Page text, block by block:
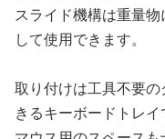
スライド機構は重量
して使用できます。
取り付けは工具不要
きるキーボードトレイ